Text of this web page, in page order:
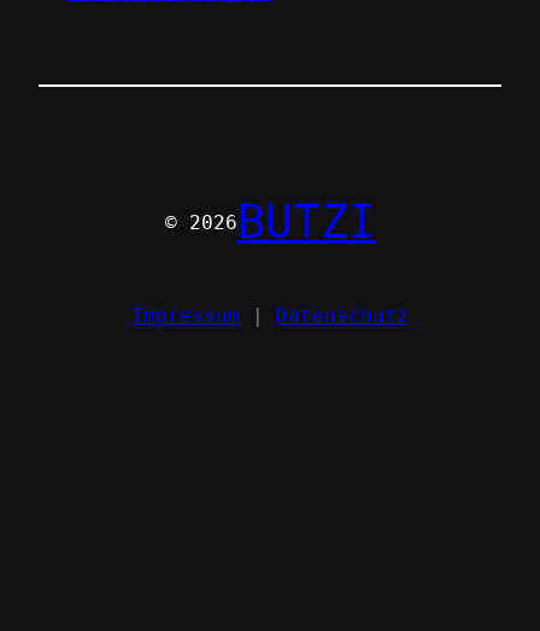
© 2026 BUTZI
Impressum | Datenschutz